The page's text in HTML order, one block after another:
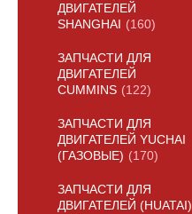
ДВИГАТЕЛЕЙ
SHANGHAI (160)
ЗАПЧАСТИ ДЛЯ
ДВИГАТЕЛЕЙ
CUMMINS (122)
ЗАПЧАСТИ ДЛЯ
ДВИГАТЕЛЕЙ YUCHAI
(ГАЗОВЫЕ) (170)
ЗАПЧАСТИ ДЛЯ
ДВИГАТЕЛЕЙ (HUATAI)